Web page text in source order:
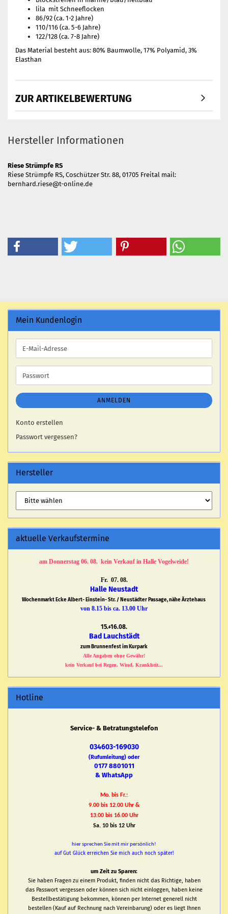
lila mit Schneeflocken
86/92 (ca. 1-2 Jahre)
110/116 (ca. 5-6 Jahre)
122/128 (ca. 7-8 Jahre)
Das Material besteht aus: 80% Baumwolle, 17% Polyamid, 3%
Elasthan
ZUR ARTIKELBEWERTUNG
Hersteller Informationen
Riese Strümpfe RS
Riese Strümpfe RS, Coschützer Str. 88, 01705 Freital mail:
bernhard.riese@t-online.de
Mein Kundenlogin
E-
Mail-
Adresse
Passwort
ANMELDEN
Konto erstellen
Passwort vergessen?
Hersteller
aktuelle Verkaufstermine
am Donnerstag 06. 08. kein Verkauf in Halle Vogelweide!
Fr. 07. 08.
Halle Neustadt
Wochenmarkt Ecke Albert- Einstein- Str. / Neustädter Passage, nähe Ärztehaus
von 8.15 bis ca. 13.00 Uhr
15.+16.08.
Bad Lauchstädt
zum Brunnenfest im Kurpark
Alle Angaben ohne Gewähr!
kein Verkauf bei Regen, Wind, Krankheit...
Hotline
Service- & Betratungstelefon
034603-169030
(Rufumleitung) oder
0177 8801011
& WhatsApp
Mo. bis Fr.:
9.00 bis 12.00 Uhr &
13.00 bis 16.00 Uhr
Sa. 10 bis 12 Uhr
hier sprechen Sie mit mir persönlich!
auf Gut Glück erreichen Sie mich auch noch später!
um Zeit zu Sparen:
Sie haben Fragen zu einem Produkt, finden nicht das Richtige, haben
das Passwort vergessen oder können sich nicht einloggen, haben keine
Bestellbestätigung bekommen, können per Internet generell nicht
bestellen (Kauf auf Rechnung nach Vereinbarung) oder es liegt Ihnen